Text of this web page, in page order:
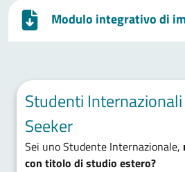
Modulo integrativo di
Studenti
Seeker
Sei uno Studente Internazionale,
con titolo di studio estero?